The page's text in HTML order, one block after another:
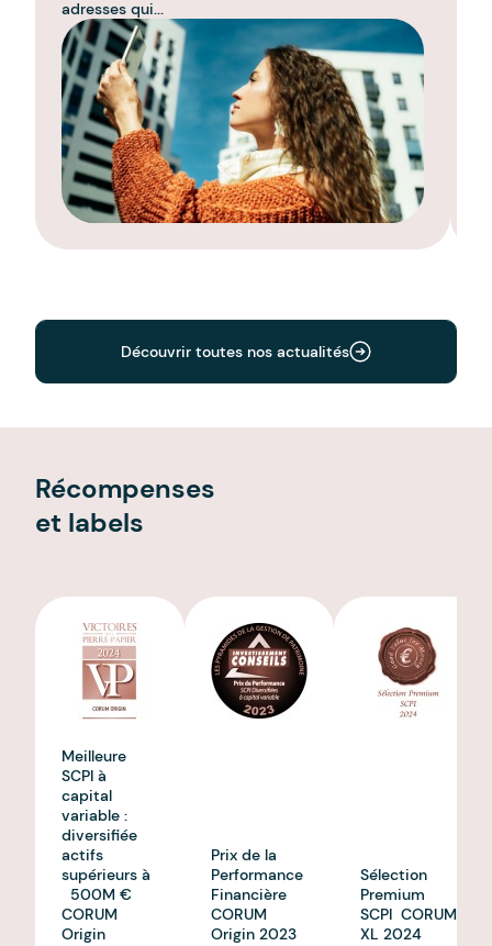
Découvrir toutes nos actualités
adresses qui...
Récompenses
et labels
Meilleure
SCPI à
capital
variable :
diversifiée
actifs
supérieurs à
500M €
CORUM
Origin
Prix de la
Performance
Financière
CORUM
Origin 2023
Sélection
Premium
SCPI CORUM
XL 2024